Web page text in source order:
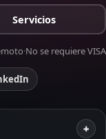
Servicios
·No se requiere VISA